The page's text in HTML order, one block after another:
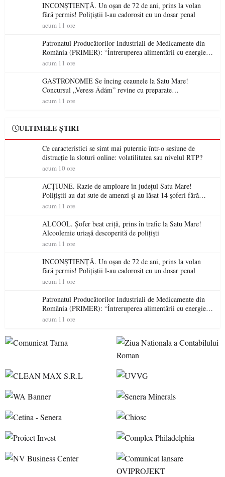
INCONȘTIENȚĂ. Un oșan de 72 de ani, prins la volan
fără permis! Polițiștii l-au cadorosit cu un dosar penal
acum 11 ore
Patronatul Producătorilor Industriali de Medicamente din
România (PRIMER): “Întreruperea alimentării cu energie
electrică a fabricilor de medicamente va pune în pericol
acum 11 ore
GASTRONOMIE Se încing ceaunele la Satu Mare!
Concursul „Veress Ádám” revine cu preparate
spectaculoase, premii și un jurat de renume
acum 11 ore
ULTIMELE ȘTIRI
Ce caracteristici se simt mai puternic într-o sesiune de
distracție la sloturi online: volatilitatea sau nivelul RTP?
acum 10 ore
ACȚIUNE. Razie de amploare în județul Satu Mare!
Polițiștii au dat sute de amenzi și au lăsat 14 șoferi fără
permis într-o singură zi
acum 11 ore
ALCOOL. Șofer beat criță, prins în trafic la Satu Mare!
Alcoolemie uriașă descoperită de polițiști
acum 11 ore
INCONȘTIENȚĂ. Un oșan de 72 de ani, prins la volan
fără permis! Polițiștii l-au cadorosit cu un dosar penal
acum 11 ore
Patronatul Producătorilor Industriali de Medicamente din
România (PRIMER): “Întreruperea alimentării cu energie
electrică a fabricilor de medicamente va pune în pericol
acum 11 ore